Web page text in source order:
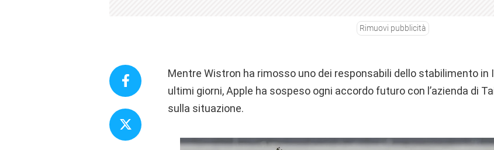
Rimuovi pubblicità
Mentre Wistron ha rimosso uno dei responsabili dello stabilimento in
ultimi giorni, Apple ha sospeso ogni accordo futuro con l’azienda di
sulla situazione.